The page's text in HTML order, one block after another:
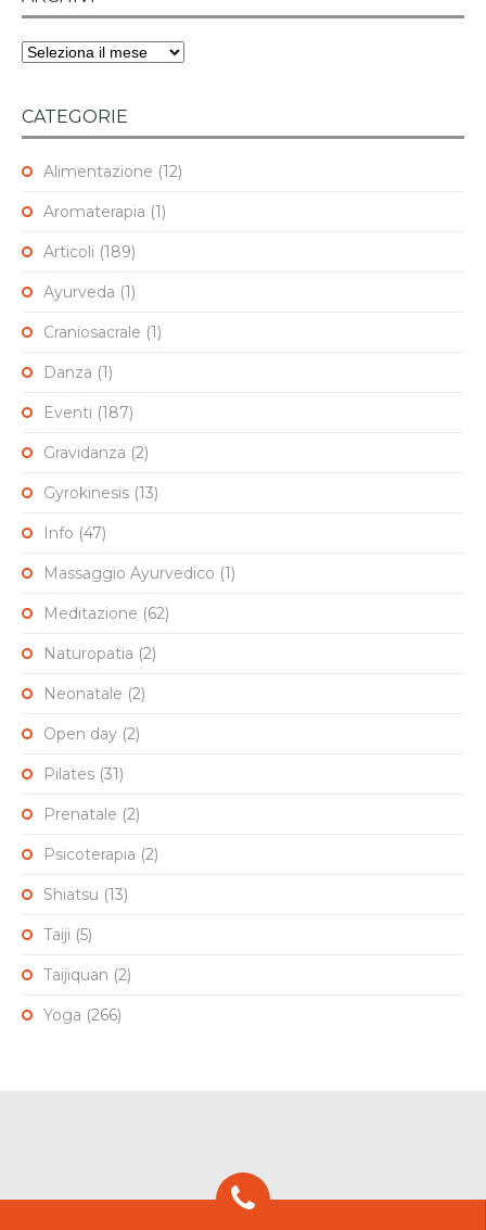
Archivi
CATEGORIE
Alimentazione (12)
Aromaterapia (1)
Articoli (189)
Ayurveda (1)
Craniosacrale (1)
Danza (1)
Eventi (187)
Gravidanza (2)
Gyrokinesis (13)
Info (47)
Massaggio Ayurvedico (1)
Meditazione (62)
Naturopatia (2)
Neonatale (2)
Open day (2)
Pilates (31)
Prenatale (2)
Psicoterapia (2)
Shiatsu (13)
Taiji (5)
Taijiquan (2)
Yoga (266)